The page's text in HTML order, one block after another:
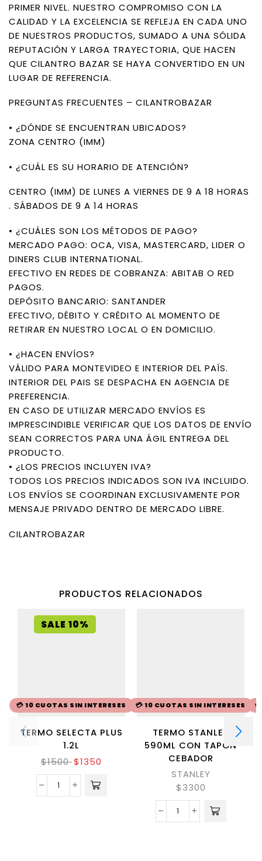
PRIMER NIVEL. NUESTRO COMPROMISO CON LA
CALIDAD Y LA EXCELENCIA SE REFLEJA EN CADA UNO
DE NUESTROS PRODUCTOS, SUMADO A UNA SÓLIDA
REPUTACIÓN Y LARGA TRAYECTORIA, QUE HACEN
QUE CILANTRO BAZAR SE HAYA CONVERTIDO EN UN
LUGAR DE REFERENCIA.
PREGUNTAS FRECUENTES – CILANTROBAZAR
• ¿DÓNDE SE ENCUENTRAN UBICADOS?
ZONA CENTRO (IMM)
• ¿CUÁL ES SU HORARIO DE ATENCIÓN?
CENTRO (IMM) DE LUNES A VIERNES DE 9 A 18 HORAS
. SÁBADOS DE 9 A 14 HORAS
• ¿CUÁLES SON LOS MÉTODOS DE PAGO?
MERCADO PAGO: OCA, VISA, MASTERCARD, LIDER O
DINERS CLUB INTERNATIONAL.
EFECTIVO EN REDES DE COBRANZA: ABITAB O RED
PAGOS.
DEPÓSITO BANCARIO: SANTANDER
EFECTIVO, DÉBITO Y CRÉDITO AL MOMENTO DE
RETIRAR EN NUESTRO LOCAL O EN DOMICILIO.
• ¿HACEN ENVÍOS?
VÁLIDO PARA MONTEVIDEO E INTERIOR DEL PAÍS.
INTERIOR DEL PAIS SE DESPACHA EN AGENCIA DE
PREFERENCIA.
EN CASO DE UTILIZAR MERCADO ENVÍOS ES
IMPRESCINDIBLE VERIFICAR QUE LOS DATOS DE ENVÍO
SEAN CORRECTOS PARA UNA ÁGIL ENTREGA DEL
PRODUCTO.
• ¿LOS PRECIOS INCLUYEN IVA?
TODOS LOS PRECIOS INDICADOS SON IVA INCLUIDO.
LOS ENVÍOS SE COORDINAN EXCLUSIVAMENTE POR
MENSAJE PRIVADO DENTRO DE MERCADO LIBRE.
CILANTROBAZAR
PRODUCTOS RELACIONADOS
SALE 10%
💳 10 CUOTAS SIN INTERESES
TERMO SELECTA PLUS
1.2L
$1500 $1350
💳 10 CUOTAS SIN INTERESES
TERMO STANLEY
590ML CON TAPÓN
CEBADOR
STANLEY
$3300